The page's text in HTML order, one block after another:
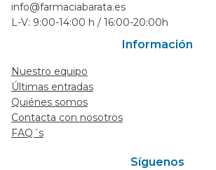
info@farmaciabarata.es
L-V: 9:00-14:00 h / 16:00-20:00h
Información
Nuestro equipo
Últimas entradas
Quiénes somos
Contacta con nosotros
FAQ´s
Síguenos